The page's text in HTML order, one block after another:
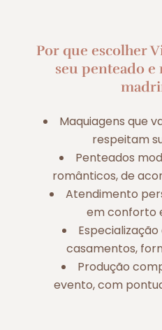
Por que escolher
seu penteado e
Maquiagens que
respeitam
Penteados
românticos, de
Atendimento
em conforto
casamentos,
Produção
evento, com